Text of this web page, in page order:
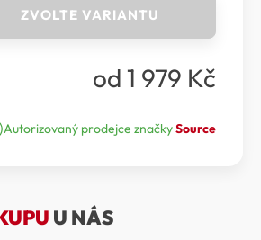
ZVOLTE VARIANTU
od 1 979 Kč
Autorizovaný prodejce značkySource
U NÁS